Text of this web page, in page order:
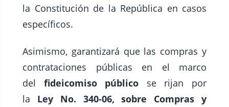
la Constitución de la República en casos
específicos.
Asimismo, garantizará que las compras y
contrataciones públicas en el marco
del fideicomiso público se rijan por
la Ley No. 340-06, sobre Compras y